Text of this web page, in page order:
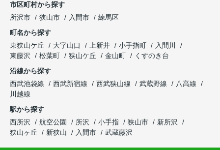
市区町村から探す
所沢市
狭山市 入間市
練馬区
町名から探す
東狭山ケ丘
大字山口 上新井 小手指町
入間川
東藤沢
松葉町 狭山ケ丘 金山町
くすのき台
沿線から探す
西武池袋線
西武新宿線 西武狭山線 武蔵野線
八高線
川越線
駅から探す
西所沢
航空公園 所沢 小手指 狭山市
新所沢
狭山ヶ丘
新狭山 入間市 武蔵藤沢